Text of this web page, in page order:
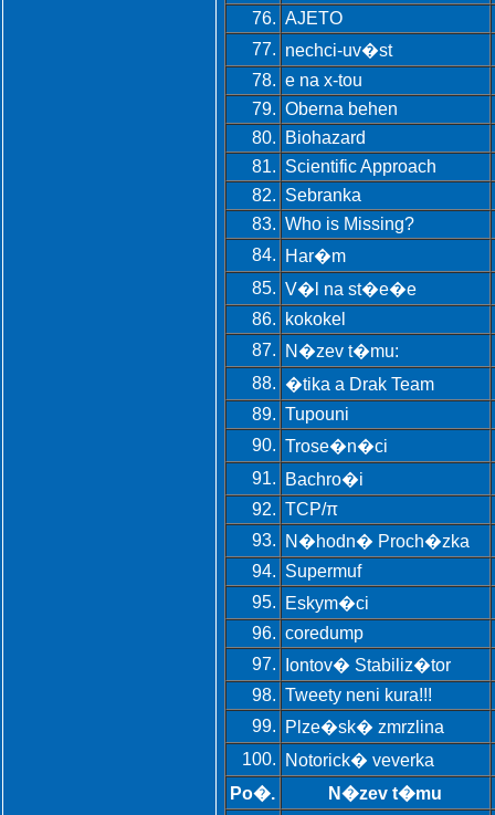
76. AJETO
77. nechci-uv�st
78. e na x-tou
79. Oberna behen
80.
Biohazard
81. Scientific Approach
82. Sebranka
83. Who is Missing?
84.
Har�m
85. V�l na st�e�e
86.
kokokel
87.
N�zev t�mu:
88. �tika a Drak Team
89. Tupouni
90. Trose�n�ci
91.
Bachro�i
92. TCP/π
93.
N�hodn� Proch�zka
94. Supermuf
95.
Eskym�ci
96. coredump
97.
Iontov� Stabiliz�tor
98. Tweety neni kura!!!
99.
Plze�sk� zmrzlina
100.
Notorick� veverka
Po�.
N�zev t�mu